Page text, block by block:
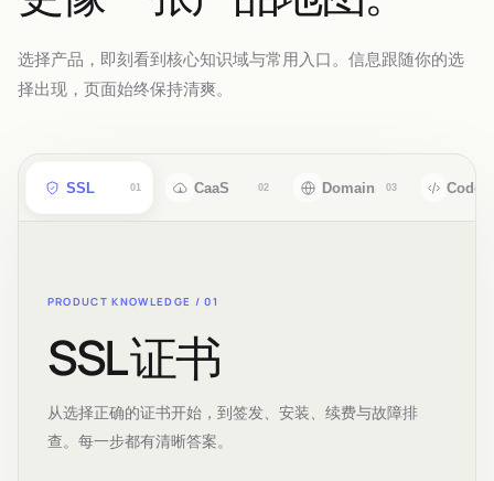
选择产品，即刻看到核心知识域与常用入口。信息跟随你的选
择出现，页面始终保持清爽。
SSL 01 CaaS 02 Domain 03
PRODUCT KNOWLEDGE /01
SSL 证书
从选择正确的证书开始，到签发、安装、续费与故障排
查。每一步都有清晰答案。